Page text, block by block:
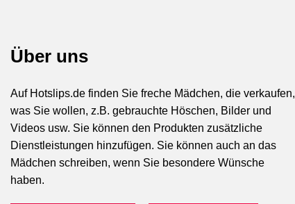
Über uns
Auf Hotslips.de finden Sie freche Mädchen, die verkaufen,
was Sie wollen, z.B. gebrauchte Höschen, Bilder und
Videos usw. Sie können den Produkten zusätzliche
Dienstleistungen hinzufügen. Sie können auch an das
Mädchen schreiben, wenn Sie besondere Wünsche
haben.